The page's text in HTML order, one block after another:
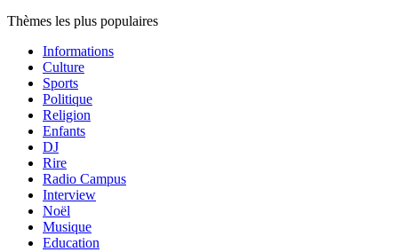
Thèmes les plus populaires
Informations
Culture
Sports
Politique
Religion
Enfants
DJ
Rire
Radio Campus
Interview
Noël
Musique
Education